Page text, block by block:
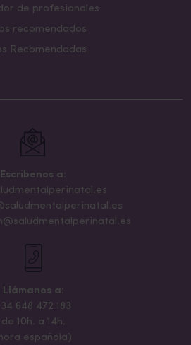
de profesionales
recomendados
Recomendadas
Escribenos a:
Llámanos a:
648 472 183
de 10h. a 14h.
española)